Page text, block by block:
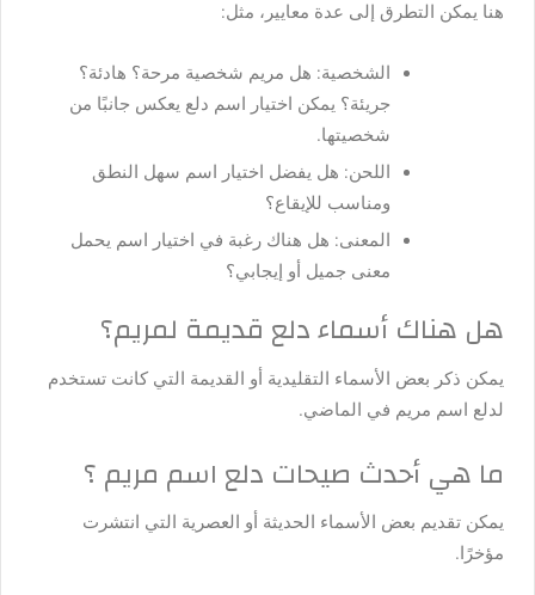
هنا يمكن التطرق إلى عدة معايير، مثل:
الشخصية: هل مريم شخصية مرحة؟ هادئة؟
جريئة؟ يمكن اختيار اسم دلع يعكس جانبًا من
شخصيتها.
اللحن: هل يفضل اختيار اسم سهل النطق
ومناسب للإيقاع؟
المعنى: هل هناك رغبة في اختيار اسم يحمل
معنى جميل أو إيجابي؟
هل هناك أسماء دلع قديمة لمريم؟
يمكن ذكر بعض الأسماء التقليدية أو القديمة التي كانت تستخدم
لدلع اسم مريم في الماضي.
ما هي أحدث صيحات دلع اسم مريم ؟
يمكن تقديم بعض الأسماء الحديثة أو العصرية التي انتشرت
مؤخرًا.